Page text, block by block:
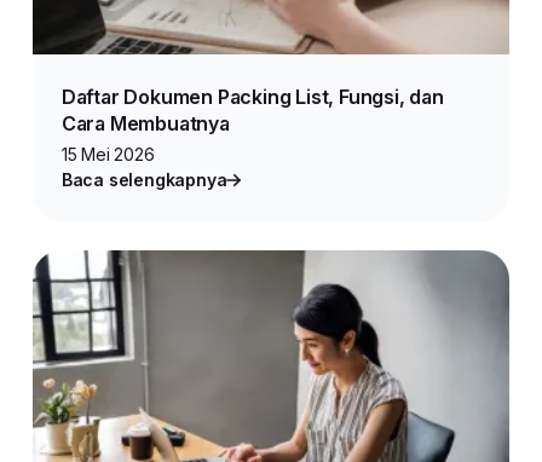
Daftar Dokumen Packing List, Fungsi, dan
Cara Membuatnya
15 Mei 2026
Baca selengkapnya